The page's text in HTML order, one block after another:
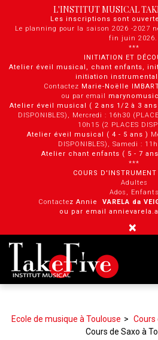
L'INSTITUT MUSICAL
Les inscriptions sont
Le planning pour la saison 2026 -2027
fin juin 2026.
***
INITIATION ET
Atelier éveil musical, chant enfants,
initiation instrumental
Contactez Marie-Noëlle
ou par email
Atelier éveil musical ( 2 ans 1/2 à 3
DISPONIBLES), Mercredi : 16h30
10h15 (2 PLACES
Atelier éveil musical ( 4 - 5 ans )
DISPONIBLES), Samedi :
Atelier chant enfants ( 5 - 7
***
COURS
Adultes
Ados, Enfants
Contactez Annie VARELA da
ou par email
×
Ecole de musique à Toulouse
Cours
Cours de Saxo à
Panneau de gestion des cookies